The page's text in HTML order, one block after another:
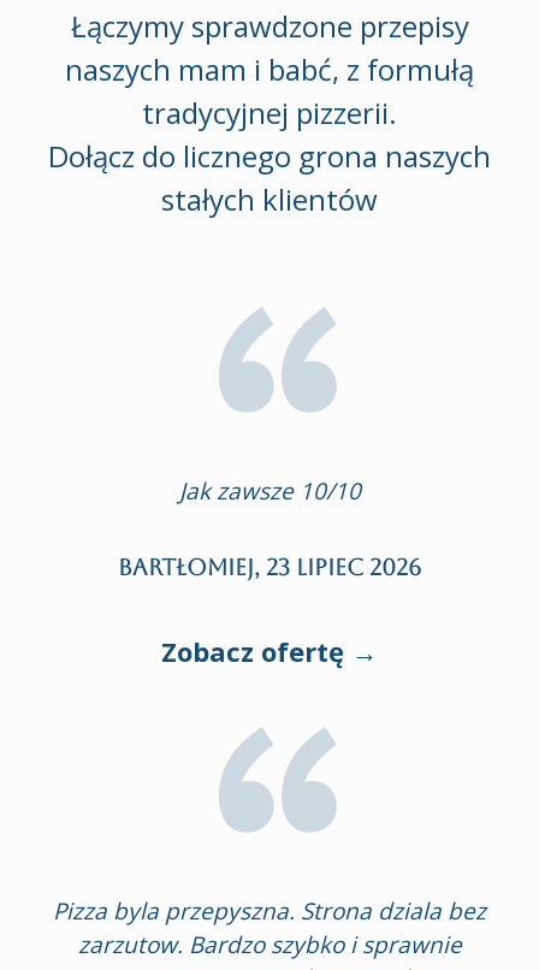
Łączymy sprawdzone przepisy
naszych mam i babć, z formułą
tradycyjnej pizzerii.
Dołącz do licznego grona naszych
stałych klientów
Jak zawsze 10/10
Bartłomiej, 23 lipiec 2026
Zobacz ofertę →
Pizza byla przepyszna. Strona dziala bez
zarzutow. Bardzo szybko i sprawnie